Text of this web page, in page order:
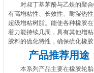
对叔丁基苯酚与乙炔的聚
有高增粘性、长效性、耐湿热
超级增粘树脂。能使各种橡胶
着力能持续几周，具有其他增
胶料的硫化特性，确保硫化橡胶
产品推荐用途
本系列产品主要在橡胶轮